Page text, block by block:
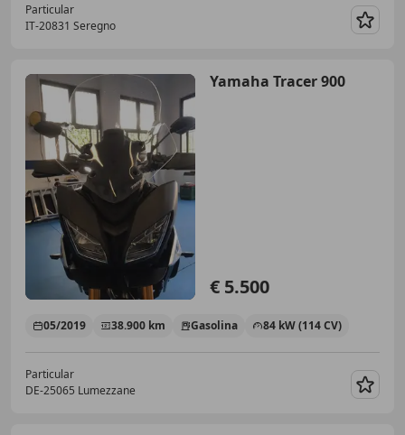
Particular
IT-20831 Seregno
Yamaha Tracer 900
€ 5.500
05/2019 38.900 km Gasolina 84 kW (114 CV)
Particular
DE-25065 Lumezzane